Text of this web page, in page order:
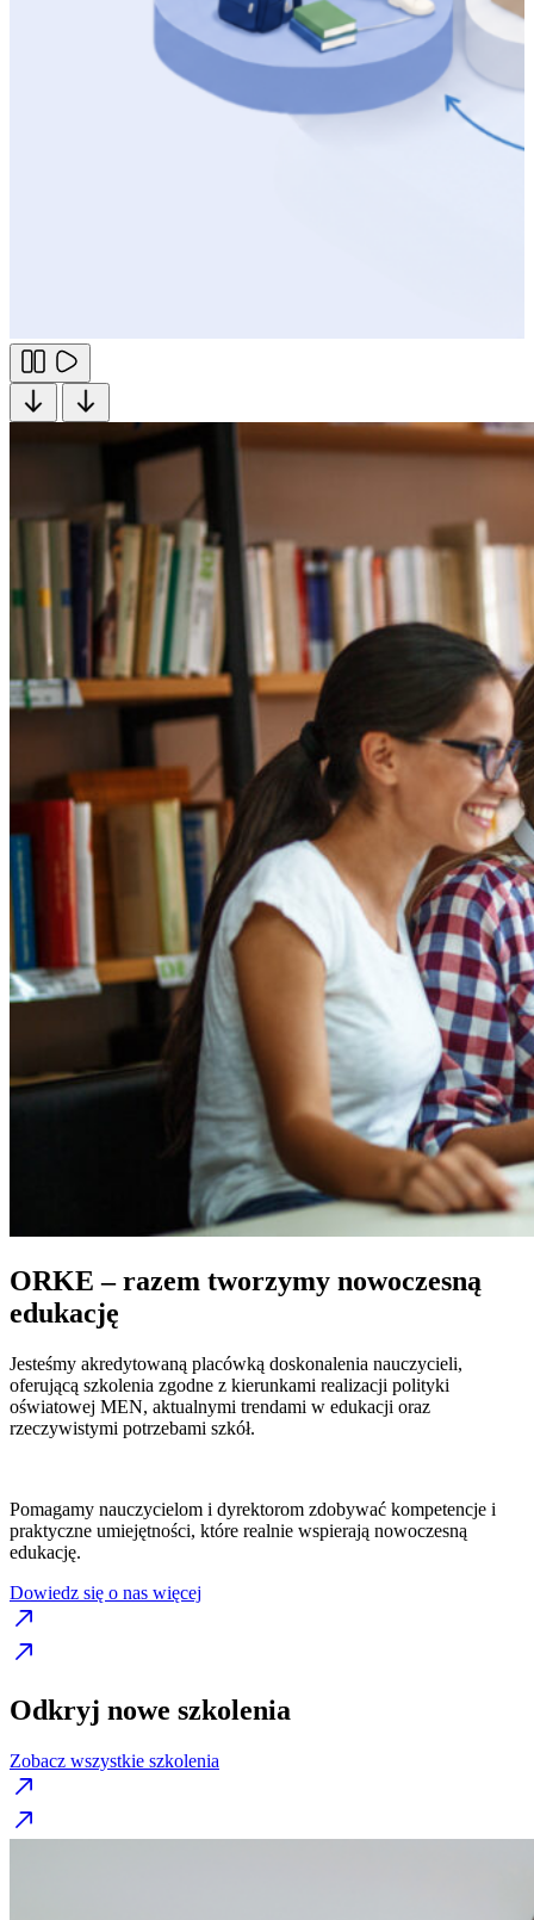
ORKE – razem tworzymy nowoczesną
edukację
Jesteśmy akredytowaną placówką doskonalenia nauczycieli,
oferującą szkolenia zgodne z kierunkami realizacji polityki
oświatowej MEN, aktualnymi trendami w edukacji oraz
rzeczywistymi potrzebami szkół.
Pomagamy nauczycielom i dyrektorom zdobywać kompetencje i
praktyczne umiejętności, które realnie wspierają nowoczesną
edukację.
Dowiedz się o nas więcej
Odkryj nowe szkolenia
Zobacz wszystkie szkolenia